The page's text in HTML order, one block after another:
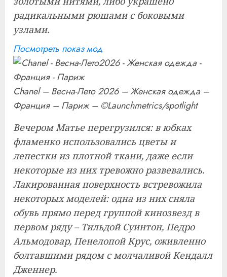
радикальными рюшами с боковыми
узлами.
Посмотреть показ мод
Chanel – Весна-Лето 2026 – Женская одежда –
Франция – Париж – ©Launchmetrics/spotlight
Вечером Матье перегрузился: в юбках
фламенко использовались цветы и
лепестки из плотной ткани, даже если
некоторые из них тревожно развевались.
Лакированная поверхность встревожила
некоторых моделей: одна из них сняла
обувь прямо перед группой кинозвезд в
первом ряду – Тильдой Суинтон, Педро
Альмодовар, Пенелопой Крус, оживленно
болтавшими рядом с молчаливой Кендалл
Дженнер.